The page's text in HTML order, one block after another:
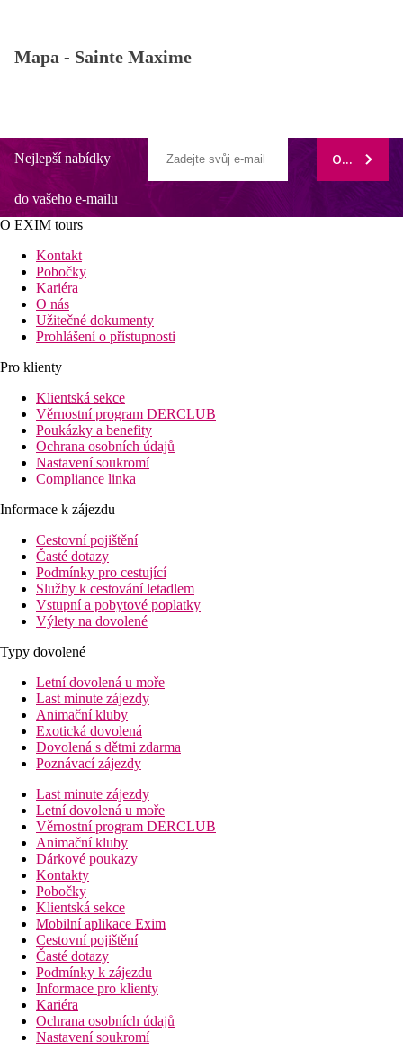
Mapa - Sainte Maxime
Nejlepší nabídky
do vašeho e-mailu
ODEBÍRAT
O EXIM tours
Kontakt
Pobočky
Kariéra
O nás
Užitečné dokumenty
Prohlášení o přístupnosti
Pro klienty
Klientská sekce
Věrnostní program DERCLUB
Poukázky a benefity
Ochrana osobních údajů
Nastavení soukromí
Compliance linka
Informace k zájezdu
Cestovní pojištění
Časté dotazy
Podmínky pro cestující
Služby k cestování letadlem
Vstupní a pobytové poplatky
Výlety na dovolené
Typy dovolené
Letní dovolená u moře
Last minute zájezdy
Animační kluby
Exotická dovolená
Dovolená s dětmi zdarma
Poznávací zájezdy
Last minute zájezdy
Letní dovolená u moře
Věrnostní program DERCLUB
Animační kluby
Dárkové poukazy
Kontakty
Pobočky
Klientská sekce
Mobilní aplikace Exim
Cestovní pojištění
Časté dotazy
Podmínky k zájezdu
Informace pro klienty
Kariéra
Ochrana osobních údajů
Nastavení soukromí